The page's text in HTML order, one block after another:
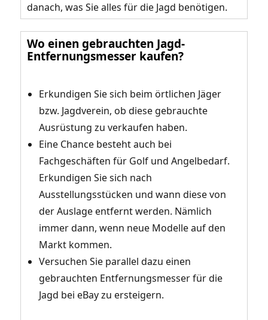
danach, was Sie alles für die Jagd benötigen.
Wo einen gebrauchten Jagd-
Entfernungsmesser kaufen?
Erkundigen Sie sich beim örtlichen Jäger
bzw. Jagdverein, ob diese gebrauchte
Ausrüstung zu verkaufen haben.
Eine Chance besteht auch bei
Fachgeschäften für Golf und Angelbedarf.
Erkundigen Sie sich nach
Ausstellungsstücken und wann diese von
der Auslage entfernt werden. Nämlich
immer dann, wenn neue Modelle auf den
Markt kommen.
Versuchen Sie parallel dazu einen
gebrauchten Entfernungsmesser für die
Jagd bei eBay zu ersteigern.